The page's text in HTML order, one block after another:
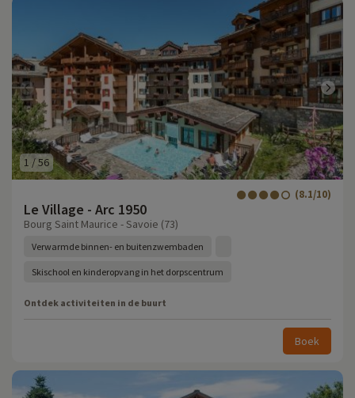
1 /56
Le Village - Arc 1950
(8.1/10)
Bourg Saint Maurice - Savoie (73)
Verwarmde binnen- en buitenzwembaden
Skischool en kinderopvang in het dorpscentrum
Ontdek activiteiten in de buurt
Boek